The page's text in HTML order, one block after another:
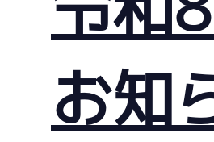
お知